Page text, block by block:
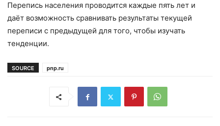
Перепись населения проводится каждые пять лет и
даёт возможность сравнивать результаты текущей
переписи с предыдущей для того, чтобы изучать
тенденции.
SOURCE pnp.ru